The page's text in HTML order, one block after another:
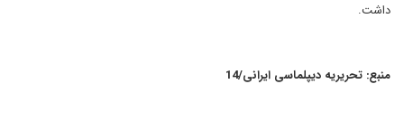
داشت.
منبع: تحریریه دیپلماسی ایرانی/14